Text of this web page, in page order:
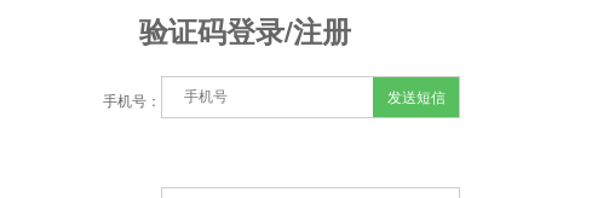
验证码登录/注册
手机号：